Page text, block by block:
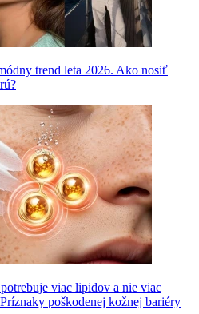
trend leta 2026. Ako nosiť
viac lipidov a nie viac
poškodenej kožnej bariéry